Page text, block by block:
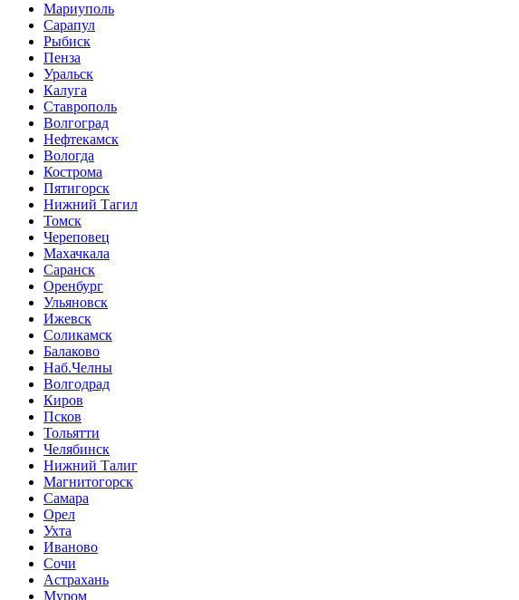
Мариуполь
Сарапул
Рыбиск
Пенза
Уральск
Калуга
Ставрополь
Волгоград
Нефтекамск
Вологда
Кострома
Пятигорск
Нижний Тагил
Томск
Череповец
Махачкала
Саранск
Оренбург
Ульяновск
Ижевск
Соликамск
Балаково
Наб.Челны
Волгодрад
Киров
Псков
Тольятти
Челябинск
Нижний Талиг
Магнитогорск
Самара
Орел
Ухта
Иваново
Сочи
Астрахань
Муром